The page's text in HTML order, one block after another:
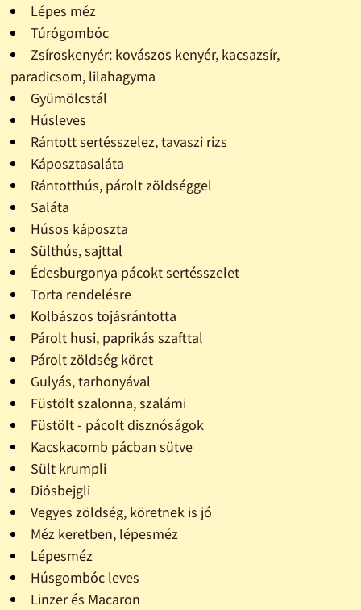
Lépes méz
Túrógombóc
Zsíroskenyér: kovászos kenyér, kacsazsír,
paradicsom, lilahagyma
Gyümölcstál
Húsleves
Rántott sertésszelez, tavaszi rizs
Káposztasaláta
Rántotthús, párolt zöldséggel
Saláta
Húsos káposzta
Sülthús, sajttal
Édesburgonya pácokt sertésszelet
Torta rendelésre
Kolbászos tojásrántotta
Párolt husi, paprikás szafttal
Párolt zöldség köret
Gulyás, tarhonyával
Füstölt szalonna, szalámi
Füstölt - pácolt disznóságok
Kacskacomb pácban sütve
Sült krumpli
Diósbejgli
Vegyes zöldség, köretnek is jó
Méz keretben, lépesméz
Lépesméz
Húsgombóc leves
Linzer és Macaron